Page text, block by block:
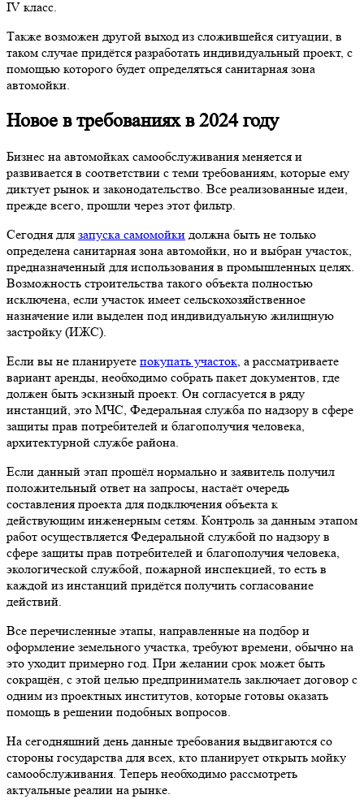
IV класс.
Также возможен другой выход из сложившейся ситуации, в
таком случае придётся разработать индивидуальный проект, с
помощью которого будет определяться санитарная зона
автомойки.
Новое в требованиях в 2024 году
Бизнес на автомойках самообслуживания меняется и
развивается в соответствии с теми требованиям, которые ему
диктует рынок и законодательство. Все реализованные идеи,
прежде всего, прошли через этот фильтр.
Сегодня для запуска самомойки должна быть не только
определена санитарная зона автомойки, но и выбран участок,
предназначенный для использования в промышленных целях.
Возможность строительства такого объекта полностью
исключена, если участок имеет сельскохозяйственное
назначение или выделен под индивидуальную жилищную
застройку (ИЖС).
Если вы не планируете покупать участок , а рассматриваете
вариант аренды, необходимо собрать пакет документов, где
должен быть эскизный проект. Он согласуется в ряду
инстанций, это МЧС, Федеральная служба по надзору в сфере
защиты прав потребителей и благополучия человека,
архитектурной службе района.
Если данный этап прошёл нормально и заявитель получил
положительный ответ на запросы, настаёт очередь
составления проекта для подключения объекта к
действующим инженерным сетям. Контроль за данным этапом
работ осуществляется Федеральной службой по надзору в
сфере защиты прав потребителей и благополучия человека,
экологической службой, пожарной инспекцией, то есть в
каждой из инстанций придётся получить согласование
действий.
Все перечисленные этапы, направленные на подбор и
оформление земельного участка, требуют времени, обычно на
это уходит примерно год. При желании срок может быть
сокращён, с этой целью предприниматель заключает договор с
одним из проектных институтов, которые готовы оказать
помощь в решении подобных вопросов.
На сегодняшний день данные требования выдвигаются со
стороны государства для всех, кто планирует открыть мойку
самообслуживания. Теперь необходимо рассмотреть
актуальные реалии на рынке.